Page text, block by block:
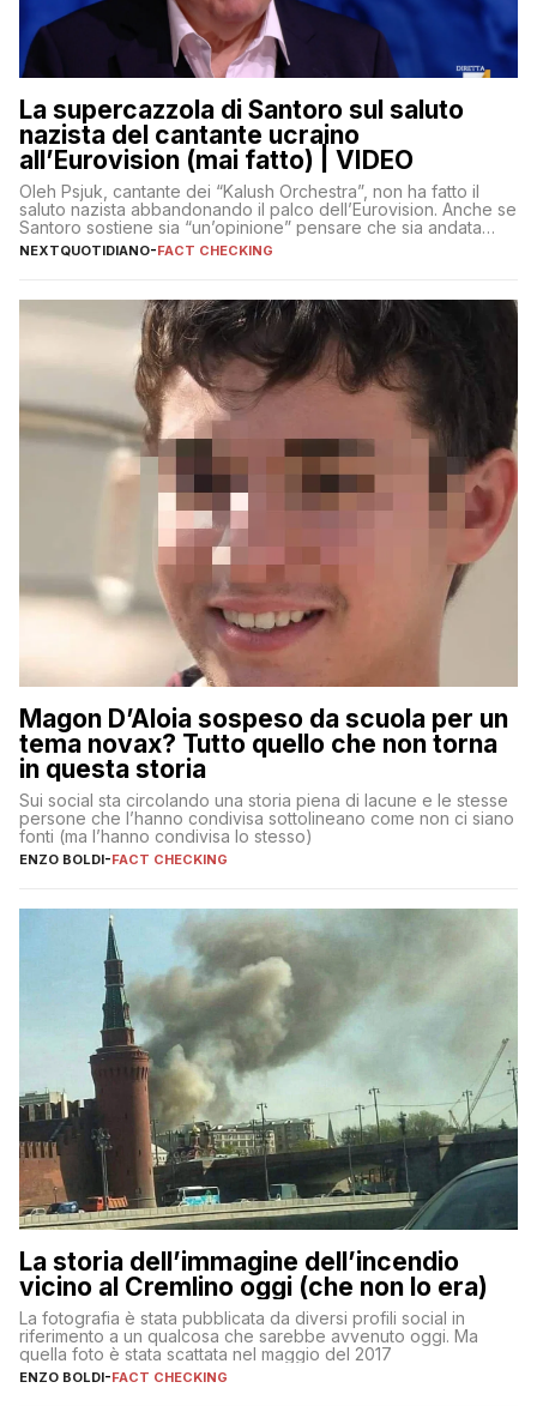
La supercazzola di Santoro sul saluto
nazista del cantante ucraino
all’Eurovision (mai fatto) | VIDEO
Oleh Psjuk, cantante dei “Kalush Orchestra”, non ha fatto il
saluto nazista abbandonando il palco dell’Eurovision. Anche se
Santoro sostiene sia “un’opinione” pensare che sia andata
così
NEXTQUOTIDIANO-FACT CHECKING
Magon D’Aloia sospeso da scuola per un
tema novax? Tutto quello che non torna
in questa storia
Sui social sta circolando una storia piena di lacune e le stesse
persone che l’hanno condivisa sottolineano come non ci siano
fonti (ma l’hanno condivisa lo stesso)
ENZO BOLDI-FACT CHECKING
La storia dell’immagine dell’incendio
vicino al Cremlino oggi (che non lo era)
La fotografia è stata pubblicata da diversi profili social in
riferimento a un qualcosa che sarebbe avvenuto oggi. Ma
quella foto è stata scattata nel maggio del 2017
ENZO BOLDI-FACT CHECKING